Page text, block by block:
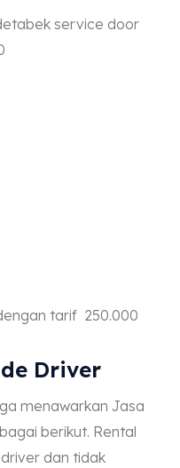
service door
tarif 250.000
Driver
menawarkan Jasa
berikut. Rental
dan tidak